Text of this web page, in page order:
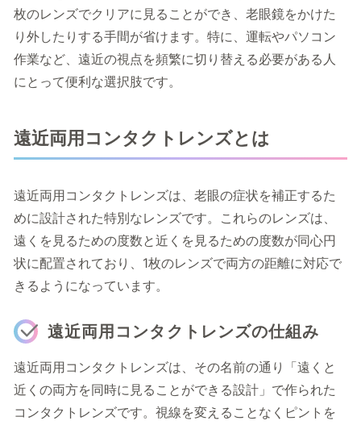
枚のレンズでクリアに見ることができ、老眼鏡をかけた
り外したりする手間が省けます。特に、運転やパソコン
作業など、遠近の視点を頻繁に切り替える必要がある人
にとって便利な選択肢です。
遠近両用コンタクトレンズとは
遠近両用コンタクトレンズは、老眼の症状を補正するた
めに設計された特別なレンズです。これらのレンズは、
遠くを見るための度数と近くを見るための度数が同心円
状に配置されており、1枚のレンズで両方の距離に対応で
きるようになっています。
遠近両用コンタクトレンズの仕組み
遠近両用コンタクトレンズは、その名前の通り「遠くと
近くの両方を同時に見ることができる設計」で作られた
コンタクトレンズです。視線を変えることなくピントを